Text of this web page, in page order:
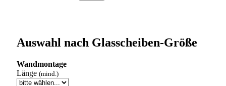
Auswahl nach Glasscheiben-Größe
Wandmontage
Länge (mind.)